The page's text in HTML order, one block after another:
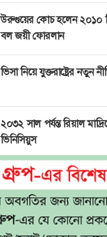
উরুগুয়ের কোচ হলেন ২০১০
বল জয়ী ফোরলান
ভিসা নিয়ে যুক্তরাষ্ট্রের নতুন
২০৩২ সাল পর্যন্ত রিয়াল
ভিনিসিয়ুস